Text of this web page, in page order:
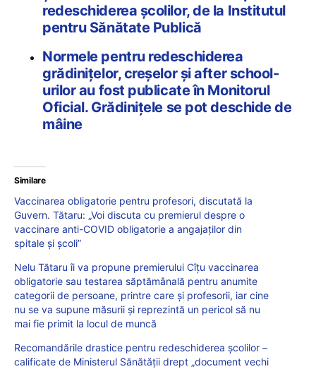
redeschiderea școlilor, de la Institutul
pentru Sănătate Publică
Normele pentru redeschiderea
grădinițelor, creșelor și after school-
urilor au fost publicate în Monitorul
Oficial. Grădinițele se pot deschide de
mâine
Similare
Vaccinarea obligatorie pentru profesori, discutată la
Guvern. Tătaru: „Voi discuta cu premierul despre o
vaccinare anti-COVID obligatorie a angajaților din
spitale și școli”
Nelu Tătaru îi va propune premierului Cîțu vaccinarea
obligatorie sau testarea săptămânală pentru anumite
categorii de persoane, printre care și profesorii, iar cine
nu se va supune măsurii și reprezintă un pericol să nu
mai fie primit la locul de muncă
Recomandările drastice pentru redeschiderea școlilor –
calificate de Ministerul Sănătății drept „document vechi